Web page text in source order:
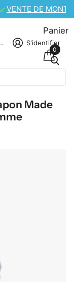
S'identifier
Panier
0
Made